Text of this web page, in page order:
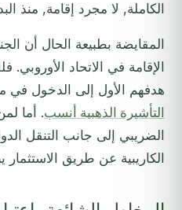
الكاملة, لا مجرد إقامة, منذ
المقايضة بطبيعة الحال أن
الإقامة في الاتحاد
هدفهم الأول إلى الدخول في
التأشيرة الذهبية أنسب. أما
الضريبي إلى جانب التنقل
الكاريبية عن طريق الاستثمار